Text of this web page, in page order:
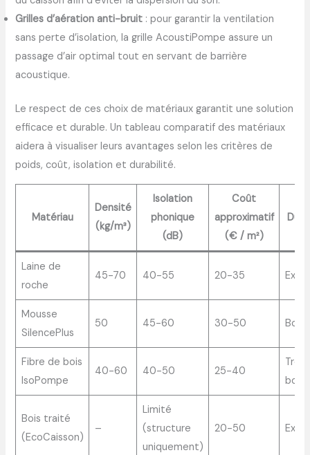
Grilles d’aération anti-bruit : pour garantir la ventilation
sans perte d’isolation, la grille AcoustiPompe assure un
passage d’air optimal tout en servant de barrière
acoustique.
Le respect de ces choix de matériaux garantit une solution
efficace et durable. Un tableau comparatif des matériaux
aidera à visualiser leurs avantages selon les critères de
poids, coût, isolation et durabilité.
Matériau
Densité
(kg/m³)
Isolation
phonique
(dB)
Coût
approximatif
(€ / m²)
Laine de
roche
45-70 40-55 20-35
Mousse
SilencePlus
50 45-60 30-50
Fibre de bois
IsoPompe
40-60 40-50 25-40
Très
Bois traité
(EcoCaisson)
–
Limité
(structure
uniquement)
20-50